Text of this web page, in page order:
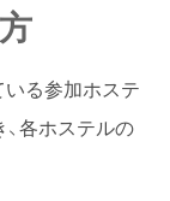
いる参加ホステ
各ホステルの